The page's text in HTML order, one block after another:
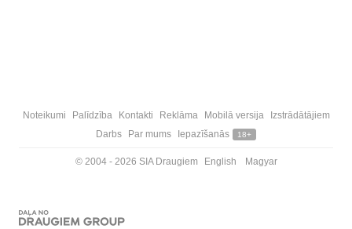
Noteikumi Palīdzība Kontakti Reklāma Mobilā versija
Izstrādātājiem
Darbs
Par mums Iepazīšanās 18+
© 2004 - 2026 SIA Draugiem English Magyar